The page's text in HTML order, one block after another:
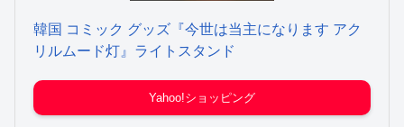
韓国 コミック グッズ『今世は当主になります アク
リルムード灯』ライトスタンド
Yahoo!ショッピング